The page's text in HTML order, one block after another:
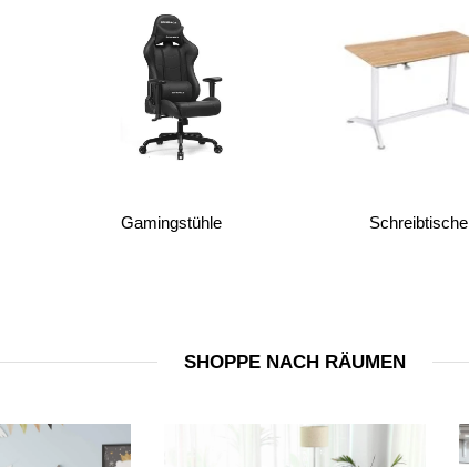
Gamingstühle Schreibtische
SHOPPE NACH RÄUMEN